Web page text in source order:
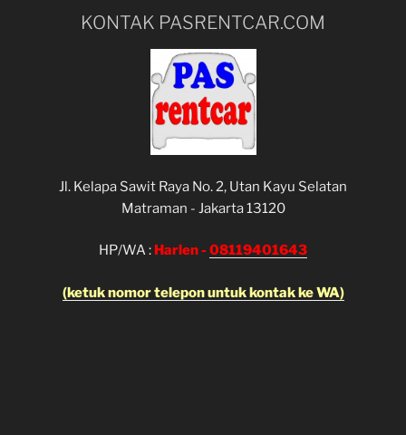
KONTAK PASRENTCAR.COM
Jl. Kelapa Sawit Raya No. 2, Utan Kayu Selatan
Matraman - Jakarta 13120
HP/WA : Harlen - 08119401643
(ketuk nomor telepon untuk kontak ke WA)